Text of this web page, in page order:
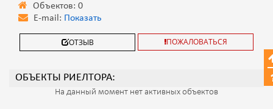
Объектов: 0
E-mail: Показать
ОТЗЫВ ПОЖАЛОВАТЬСЯ
ОБЪЕКТЫ РИЕЛТОРА:
На данный момент нет активных объектов